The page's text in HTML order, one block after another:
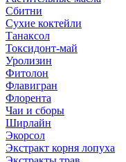
Сбитни
Сухие коктейли
Танаксол
Токсидонт-май
Уролизин
Фитолон
Флавигран
Флорента
Чаи и сборы
Ширлайн
Экорсол
Экстракт корня лопуха